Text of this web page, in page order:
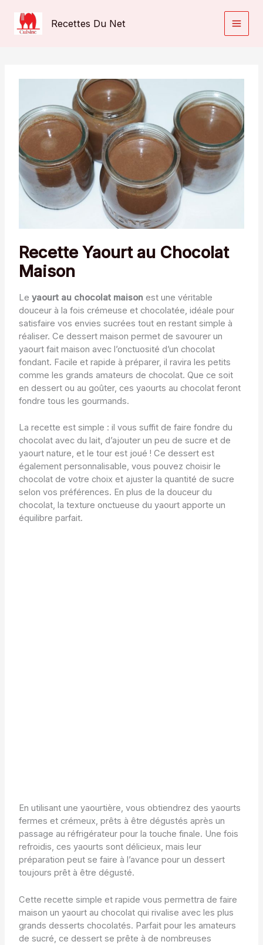
contenu
Recettes Du Net
Recette Yaourt au Chocolat
Maison
Le yaourt au chocolat maisonest une véritable
douceur à la fois crémeuse et chocolatée, idéale pour
satisfaire vos envies sucrées tout en restant simple à
réaliser. Ce dessert maison permet de savourer un
yaourt fait maison avec l’onctuosité d’un chocolat
fondant. Facile et rapide à préparer, il ravira les petits
comme les grands amateurs de chocolat. Que ce soit
en dessert ou au goûter, ces yaourts au chocolat feront
fondre tous les gourmands.
La recette est simple : il vous suffit de faire fondre du
chocolat avec du lait, d’ajouter un peu de sucre et de
yaourt nature, et le tour est joué ! Ce dessert est
également personnalisable, vous pouvez choisir le
chocolat de votre choix et ajuster la quantité de sucre
selon vos préférences. En plus de la douceur du
chocolat, la texture onctueuse du yaourt apporte un
équilibre parfait.
En utilisant une yaourtière, vous obtiendrez des yaourts
fermes et crémeux, prêts à être dégustés après un
passage au réfrigérateur pour la touche finale. Une fois
refroidis, ces yaourts sont délicieux, mais leur
préparation peut se faire à l’avance pour un dessert
toujours prêt à être dégusté.
Cette recette simple et rapide vous permettra de faire
maison un yaourt au chocolat qui rivalise avec les plus
grands desserts chocolatés. Parfait pour les amateurs
de sucré, ce dessert se prête à de nombreuses